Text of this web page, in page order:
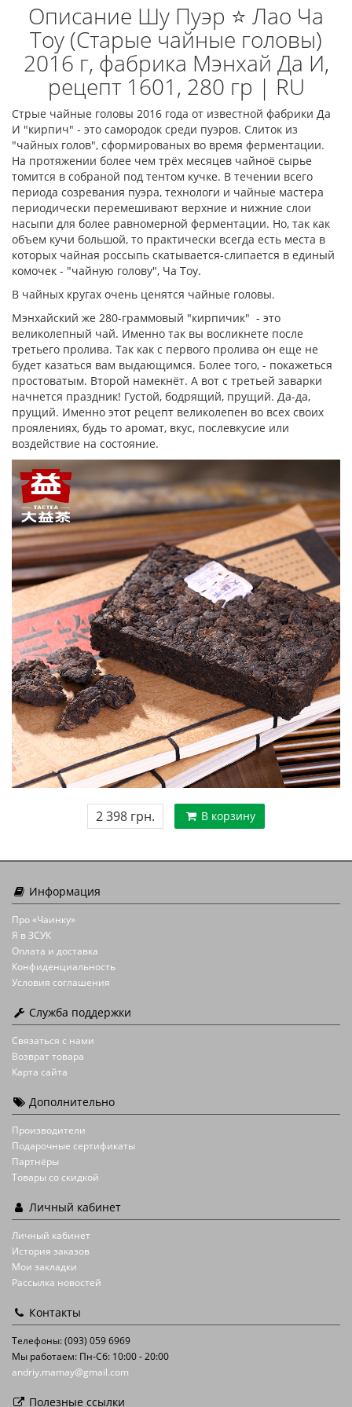
Описание Шу Пуэр ⭐ Лао Ча
Тоу (Старые чайные головы)
2016 г, фабрика Мэнхай Да И,
рецепт 1601, 280 гр | RU
Стрые чайные головы 2016 года от известной фабрики Да
И "кирпич" - это самородок среди пуэров. Слиток из
"чайных голов", сформированых во время ферментации.
На протяжении более чем трёх месяцев чайноё сырье
томится в собраной под тентом кучке. В течении всего
периода созревания пуэра, технологи и чайные мастера
периодически перемешивают верхние и нижние слои
насыпи для более равномерной ферментации. Но, так как
объем кучи большой, то практически всегда есть места в
которых чайная россыпь скатывается-слипается в единый
комочек - "чайную голову", Ча Тоу.
В чайных кругах очень ценятся чайные головы.
Мэнхайский же 280-граммовый "кирпичик" - это
великолепный чай. Именно так вы восликнете после
третьего пролива. Так как с первого пролива он еще не
будет казаться вам выдающимся. Более того, - покажеться
простоватым. Второй намекнёт. А вот с третьей заварки
начнется праздник! Густой, бодрящий, прущий. Да-да,
прущий. Именно этот рецепт великолепен во всех своих
проялениях, будь то аромат, вкус, послевкусие или
воздействие на состояние.
2 398 грн. В корзину
Информация
Про «Чаинку»
Я в ЗСУК
Оплата и доставка
Конфиденциальность
Условия соглашения
Служба поддержки
Связаться с нами
Возврат товара
Карта сайта
Дополнительно
Производители
Подарочные сертификаты
Партнёры
Товары со скидкой
Личный кабинет
Личный кабинет
История заказов
Мои закладки
Рассылка новостей
Контакты
Телефоны: (093) 059 6969
Мы работаем: Пн-Сб: 10:00 - 20:00
andriy.mamay@gmail.com
Полезные ссылки